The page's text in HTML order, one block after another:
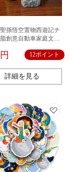
孫悟空置物西遊記チ
創意自動車家庭文化
12ポイント
詳細を見る